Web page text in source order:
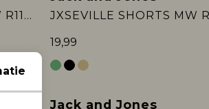
JXSEVILLE SHORTS MW R111 DNM
19,99
Jack and Jones